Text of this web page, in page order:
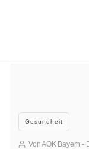
Kategorien
Gesundheit
Beitragsautor
VonAOK Bayern -